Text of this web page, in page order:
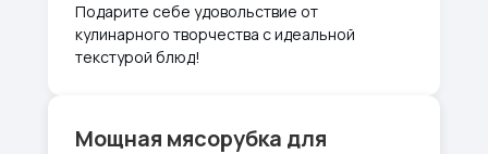
Подарите себе удовольствие от
кулинарного творчества с идеальной
текстурой блюд!
Мощная мясорубка для